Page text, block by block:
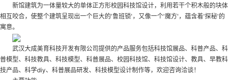
新馆建筑为一体量较大的单体正方形校园科技馆设计，利用若干个积木般的块体
相互咬合，使整个建筑呈现出一个巨大的'鲁班锁'，又像一个'魔方'，蕴含着'探秘'的
寓意。
武汉大成美育科技开发有限公司提供的产品服务包括科技馆展品、科普产品、科
普模型、科技教具、科技模型、科普展品、校园科技馆、科技馆设计、教具、早教科
技产品、科学diy、科普展品研发、科技模型设计制作等，欢迎咨询洽谈！